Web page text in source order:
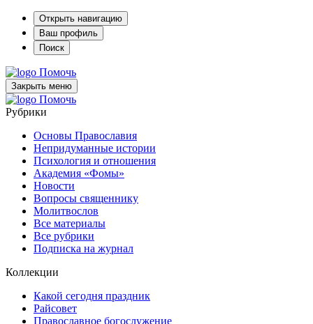
Открыть навигацию
Ваш профиль
Поиск
Помочь
Закрыть меню
Помочь
Рубрики
Основы Православия
Непридуманные истории
Психология и отношения
Академия «Фомы»
Новости
Вопросы священнику
Молитвослов
Все материалы
Все рубрики
Подписка на журнал
Коллекции
Какой сегодня праздник
Райсовет
Православное богослужение